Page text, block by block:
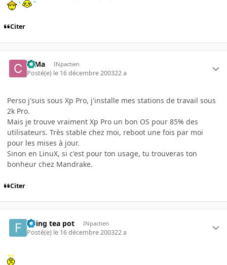
Citer
c0Ma INpactien
Posté(e) le 16 décembre 200322 a
Perso j'suis sous Xp Pro, j'installe mes stations de travail sous
2k Pro.
Mais je trouve vraiment Xp Pro un bon OS pour 85% des
utilisateurs. Très stable chez moi, reboot une fois par moi
pour les mises à jour.
Sinon en LinuX, si c'est pour ton usage, tu trouveras ton
bonheur chez Mandrake.
Citer
flying tea pot INpactien
Posté(e) le 16 décembre 200322 a